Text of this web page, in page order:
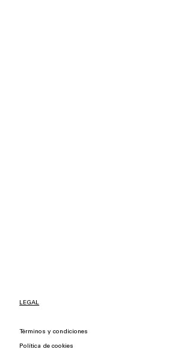
LEGAL
Términos y condiciones
Política de cookies